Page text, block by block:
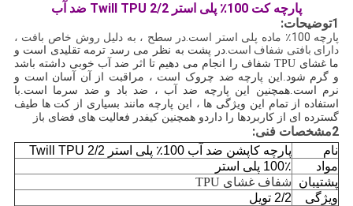
پارچه کت 100٪ پلی استر 2/2 Twill TPU ضد آب
1توضیحات:
پارچه 100٪ ماده پلی استر است.در سطح ، به دلیل روش خاص بافت ،
دارای بافتی شفاف است.در پشت به نظر می رسد ترمه تقلیدی است و
ما غشای TPU شفاف را انجام می دهیم تا اثر ضد آب خوبی داشته باشد
و گرم شود.این پارچه ضد چروک است ، مراقبت از آن آسان است و
نرم است.همچنین این پارچه ضد آب ، ضد باد و ضد سرما است.با
استفاده از تمام این ویژگی ها ، این پارچه مانند بسیاری از کت ها طیف
گسترده ای از کاربردها را داردو همچنین کیفدر فعالیت های فضای باز
2مشخصات فنی:
نام
پارچه کاپشن ضد آب 100٪ پلی استر 2/2 Twill TPU
مواد
100٪ پلی استر
پشتیبان
شفاف غشای TPU
ویژگی
2/2 تویل